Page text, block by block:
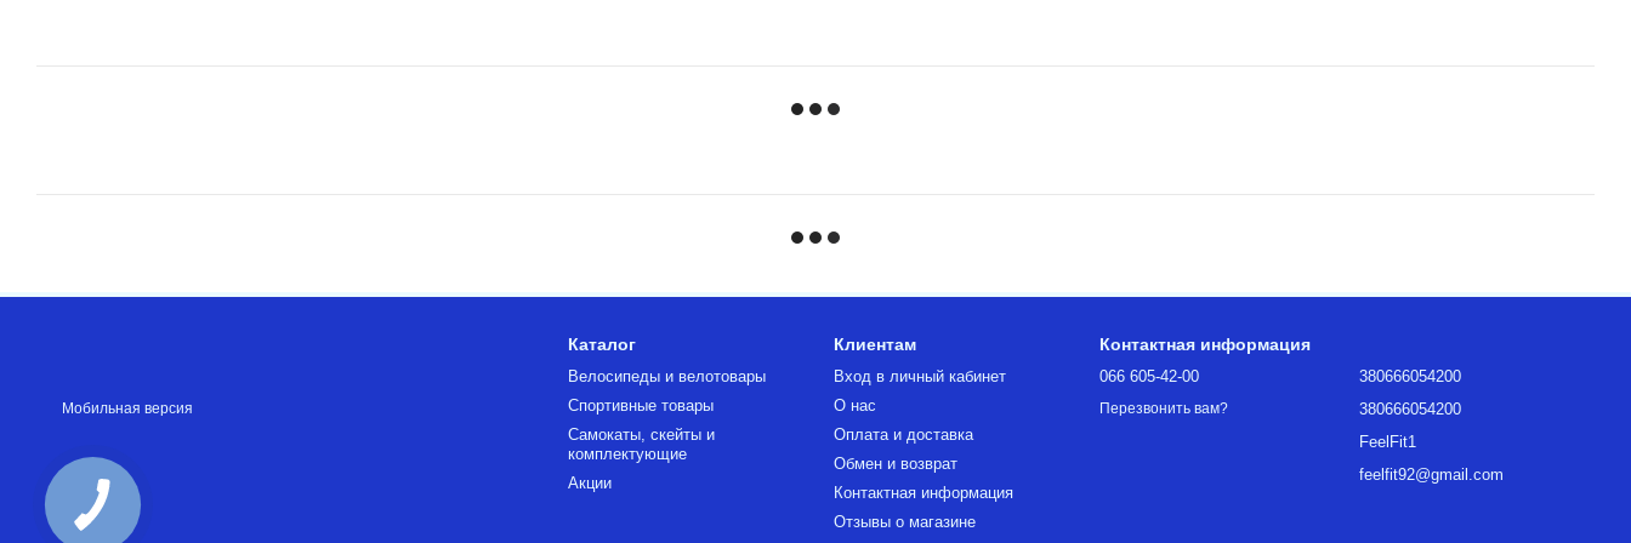
Мобильная версия
Каталог
Велосипеды и велотовары
Спортивные товары
Самокаты, скейты и
комплектующие
Акции
Клиентам
Вход в личный кабинет
О нас
Оплата и доставка
Обмен и возврат
Контактная информация
Отзывы о магазине
Контактная информация
066 605-42-00
Перезвонить вам?
380666054200
380666054200
FeelFit1
feelfit92@gmail.com